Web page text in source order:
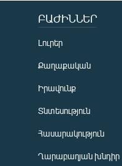
ԲԱԺԻՆՆԵՐ
Լուրեր
Քաղաքական
Իրավունք
Տնտեսություն
Հասարակություն
Ղարաբաղյան խնդիր